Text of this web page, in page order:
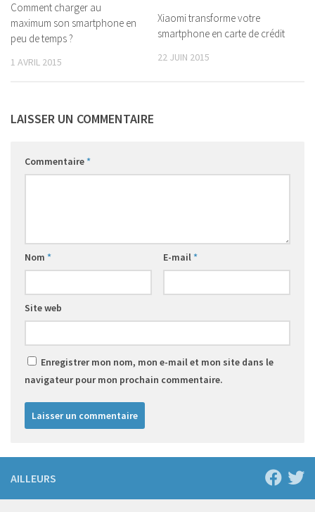
Comment charger au
maximum son smartphone en
peu de temps ?
1 AVRIL 2015
Xiaomi transforme votre
smartphone en carte de crédit
22 JUIN 2015
LAISSER UN COMMENTAIRE
Commentaire*
Nom * E-mail *
Site web
Enregistrer mon nom, mon e-mail et mon site dans le
navigateur pour mon prochain commentaire.
AILLEURS